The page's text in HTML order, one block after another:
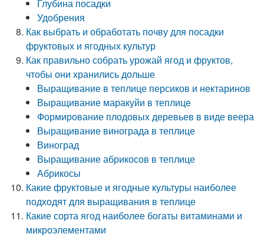
Глубина посадки
Удобрения
Как выбрать и обработать почву для посадки
фруктовых и ягодных культур
Как правильно собрать урожай ягод и фруктов,
чтобы они хранились дольше
Выращивание в теплице персиков и нектаринов
Выращивание маракуйи в теплице
Формирование плодовых деревьев в виде веера
Выращивание винограда в теплице
Виноград
Выращивание абрикосов в теплице
Абрикосы
Какие фруктовые и ягодные культуры наиболее
подходят для выращивания в теплице
Какие сорта ягод наиболее богаты витаминами и
микроэлементами